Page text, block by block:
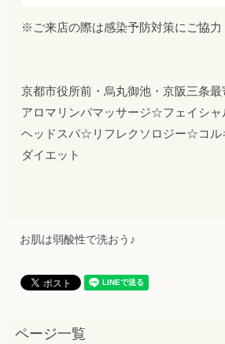
※ご来店の際は感染予防対策にご協力
京都市役所前・烏丸御池・京阪三条最
アロマリンパマッサージ☆フェイシ
ヘッドスパ☆リフレクソロジー☆コ
ダイエット
お肌は弱酸性で洗おう♪